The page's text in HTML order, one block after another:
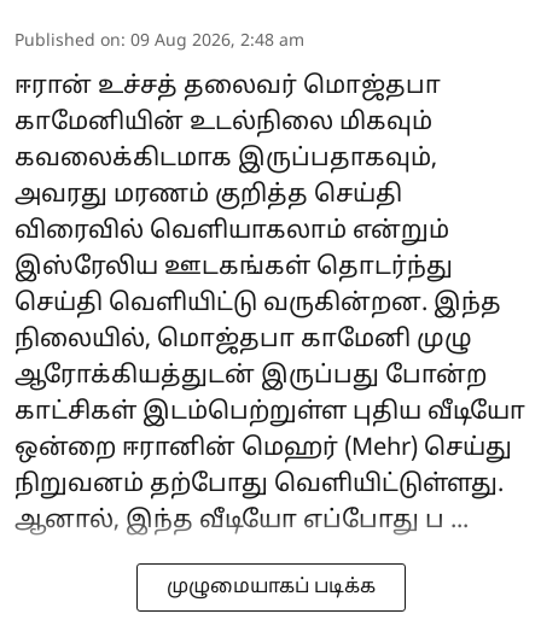
Published on: 09 Aug 2026, 2:48 am
ஈரான் உச்சத் தலைவர் மொஜ்தபா
காமேனியின் உடல்நிலை மிகவும்
கவலைக்கிடமாக இருப்பதாகவும்,
அவரது மரணம் குறித்த செய்தி
விரைவில் வெளியாகலாம் என்றும்
இஸ்ரேலிய ஊடகங்கள் தொடர்ந்து
செய்தி வெளியிட்டு வருகின்றன. இந்த
நிலையில், மொஜ்தபா காமேனி முழு
ஆரோக்கியத்துடன் இருப்பது போன்ற
காட்சிகள் இடம்பெற்றுள்ள புதிய வீடியோ
ஒன்றை ஈரானின் மெஹர் (Mehr) செய்து
நிறுவனம் தற்போது வெளியிட்டுள்ளது.
ஆனால், இந்த வீடியோ எப்போது ப ...
முழுமையாகப் படிக்க